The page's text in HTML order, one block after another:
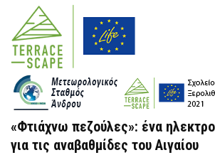
«Φτιάχνω πεζούλες»: ένα
για τις αναβαθμίδες του Αιγαίου